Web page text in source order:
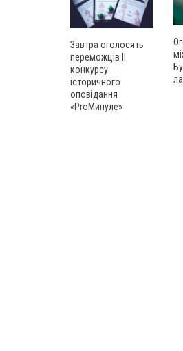
Завтра оголосять
переможців ІІ
конкурсу
історичного
оповідання
«ProМинуле»